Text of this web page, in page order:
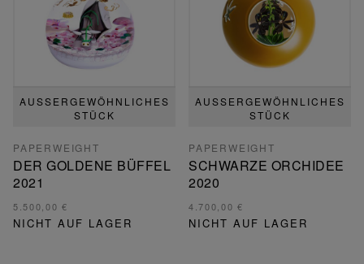
AUSSERGEWÖHNLICHES S
TÜCK
PAPERWEIGHT
DER GOLDENE BÜFFEL
2021
5.500,00 €
NICHT AUF LAGER
AUSSERGEWÖHNLICHES S
TÜCK
PAPERWEIGHT
SCHWARZE ORCHIDEE
2020
4.700,00 €
NICHT AUF LAGER